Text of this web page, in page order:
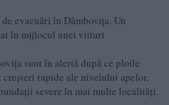
evacuări în Dâmbovița. Un
în mijlocul unei viituri
sunt în alertă după ce ploile
creșteri rapide ale nivelului apelor,
severe în mai multe localități.